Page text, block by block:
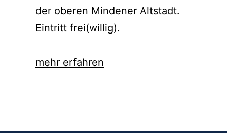
der oberen Mindener Altstadt.
Eintritt frei(willig).
mehr erfahren